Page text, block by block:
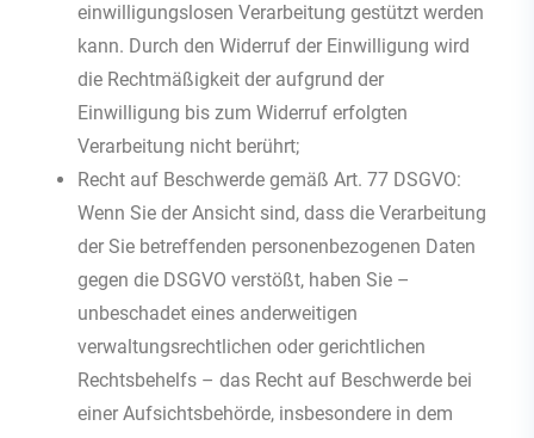
einwilligungslosen Verarbeitung gestützt werden
kann. Durch den Widerruf der Einwilligung wird
die Rechtmäßigkeit der aufgrund der
Einwilligung bis zum Widerruf erfolgten
Verarbeitung nicht berührt;
Recht auf Beschwerde gemäß Art. 77 DSGVO:
Wenn Sie der Ansicht sind, dass die Verarbeitung
der Sie betreffenden personenbezogenen Daten
gegen die DSGVO verstößt, haben Sie –
unbeschadet eines anderweitigen
verwaltungsrechtlichen oder gerichtlichen
Rechtsbehelfs – das Recht auf Beschwerde bei
einer Aufsichtsbehörde, insbesondere in dem